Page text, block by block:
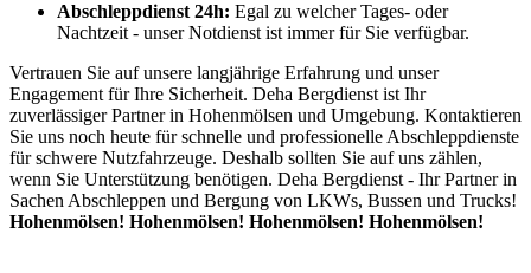
Abschleppdienst 24h: Egal zu welcher Tages- oder
Nachtzeit - unser Notdienst ist immer für Sie verfügbar.
Vertrauen Sie auf unsere langjährige Erfahrung und unser
Engagement für Ihre Sicherheit. Deha Bergdienst ist Ihr
zuverlässiger Partner in Hohenmölsen und Umgebung. Kontaktieren
Sie uns noch heute für schnelle und professionelle Abschleppdienste
für schwere Nutzfahrzeuge. Deshalb sollten Sie auf uns zählen,
wenn Sie Unterstützung benötigen. Deha Bergdienst - Ihr Partner in
Sachen Abschleppen und Bergung von LKWs, Bussen und Trucks!
Hohenmölsen! Hohenmölsen! Hohenmölsen! Hohenmölsen!